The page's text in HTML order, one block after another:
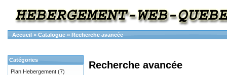
Accueil » Catalogue » Recherche avancée
Recherche avancée
Catégories
Plan Hebergement (7)